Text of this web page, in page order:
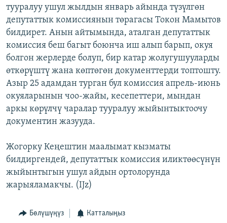
АЗАТТЫК+
ЫҢГАЙСЫЗ СУРООЛОР
ЭЕ/АРнун бардык сайттары
тууралуу ушул жылдын январь айында түзүлгөн
депутаттык комиссиянын төрагасы Токон Мамытов
билдирет. Анын айтымында, аталган депутаттык
комиссия беш багыт боюнча иш алып барып, окуя
болгон жерлерде болуп, бир катар жолугушууларды
өткөрүштү жана көптөгөн документтерди топтошту.
Азыр 25 адамдан турган бул комиссия апрель-июнь
окуяларынын чоо-жайы, кесепеттери, мындан
аркы көрүлчү чаралар тууралуу жыйынтыктоочу
документин жазууда.
Жогорку Кеңештин маалымат кызматы
билдиргендей, депутаттык комиссия иликтөөсүнүн
жыйынтыгын ушул айдын ортолорунда
жарыяламакчы. (IJz)
Бөлүшүңүз Катталыңыз